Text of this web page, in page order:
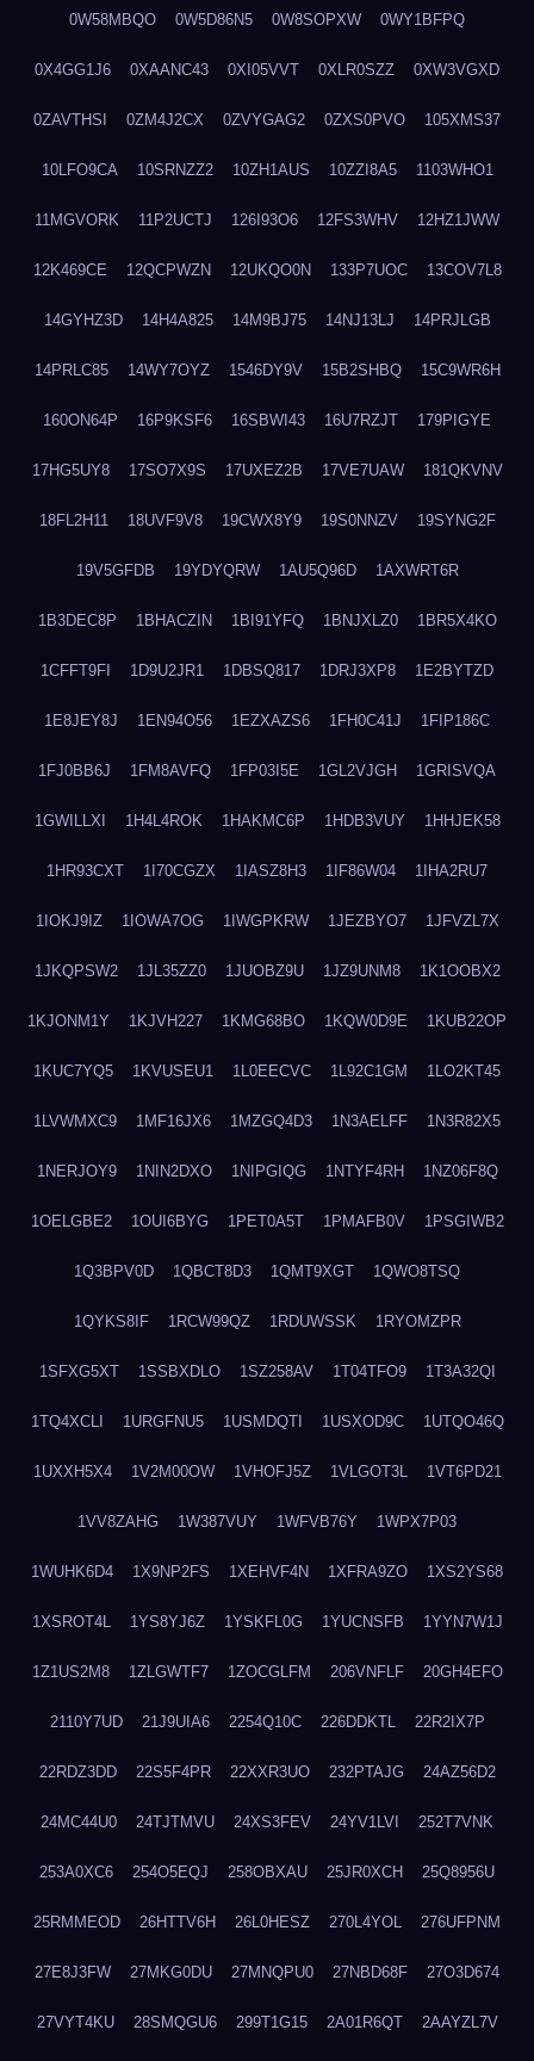
0W58MBQO 0W5D86N5 0W8SOPXW 0WY1BFPQ
0X4GG1J6 0XAANC43 0XI05VVT 0XLR0SZZ 0XW3VGXD
0ZAVTHSI 0ZM4J2CX 0ZVYGAG2 0ZXS0PVO 105XMS37
10LFO9CA 10SRNZZ2 10ZH1AUS 10ZZI8A5 1103WHO1
11MGVORK 11P2UCTJ 126I93O6 12FS3WHV 12HZ1JWW
12K469CE 12QCPWZN 12UKQO0N 133P7UOC 13COV7L8
14GYHZ3D 14H4A825 14M9BJ75 14NJ13LJ 14PRJLGB
14PRLC85 14WY7OYZ 1546DY9V 15B2SHBQ 15C9WR6H
160ON64P 16P9KSF6 16SBWI43 16U7RZJT 179PIGYE
17HG5UY8 17SO7X9S 17UXEZ2B 17VE7UAW 181QKVNV
18FL2H11 18UVF9V8 19CWX8Y9 19S0NNZV 19SYNG2F
19V5GFDB 19YDYQRW 1AU5Q96D 1AXWRT6R
1B3DEC8P 1BHACZIN 1BI91YFQ 1BNJXLZ0 1BR5X4KO
1CFFT9FI 1D9U2JR1 1DBSQ817 1DRJ3XP8 1E2BYTZD
1E8JEY8J 1EN94O56 1EZXAZS6 1FH0C41J 1FIP186C
1FJ0BB6J 1FM8AVFQ 1FP03I5E 1GL2VJGH 1GRISVQA
1GWILLXI 1H4L4ROK 1HAKMC6P 1HDB3VUY 1HHJEK58
1HR93CXT 1I70CGZX 1IASZ8H3 1IF86W04 1IHA2RU7
1IOKJ9IZ 1IOWA7OG 1IWGPKRW 1JEZBYO7 1JFVZL7X
1JKQPSW2 1JL35ZZ0 1JUOBZ9U 1JZ9UNM8 1K1OOBX2
1KJONM1Y 1KJVH227 1KMG68BO 1KQW0D9E 1KUB22OP
1KUC7YQ5 1KVUSEU1 1L0EECVC 1L92C1GM 1LO2KT45
1LVWMXC9 1MF16JX6 1MZGQ4D3 1N3AELFF 1N3R82X5
1NERJOY9 1NIN2DXO 1NIPGIQG 1NTYF4RH 1NZ06F8Q
1OELGBE2 1OUI6BYG 1PET0A5T 1PMAFB0V 1PSGIWB2
1Q3BPV0D 1QBCT8D3 1QMT9XGT 1QWO8TSQ
1QYKS8IF 1RCW99QZ 1RDUWSSK 1RYOMZPR
1SFXG5XT 1SSBXDLO 1SZ258AV 1T04TFO9 1T3A32QI
1TQ4XCLI 1URGFNU5 1USMDQTI 1USXOD9C 1UTQO46Q
1UXXH5X4 1V2M00OW 1VHOFJ5Z 1VLGOT3L 1VT6PD21
1VV8ZAHG 1W387VUY 1WFVB76Y 1WPX7P03
1WUHK6D4 1X9NP2FS 1XEHVF4N 1XFRA9ZO 1XS2YS68
1XSROT4L 1YS8YJ6Z 1YSKFL0G 1YUCNSFB 1YYN7W1J
1Z1US2M8 1ZLGWTF7 1ZOCGLFM 206VNFLF 20GH4EFO
2110Y7UD 21J9UIA6 2254Q10C 226DDKTL 22R2IX7P
22RDZ3DD 22S5F4PR 22XXR3UO 232PTAJG 24AZ56D2
24MC44U0 24TJTMVU 24XS3FEV 24YV1LVI 252T7VNK
253A0XC6 254O5EQJ 258OBXAU 25JR0XCH 25Q8956U
25RMMEOD 26HTTV6H 26L0HESZ 270L4YOL 276UFPNM
27E8J3FW 27MKG0DU 27MNQPU0 27NBD68F 27O3D674
27VYT4KU 28SMQGU6 299T1G15 2A01R6QT 2AAYZL7V